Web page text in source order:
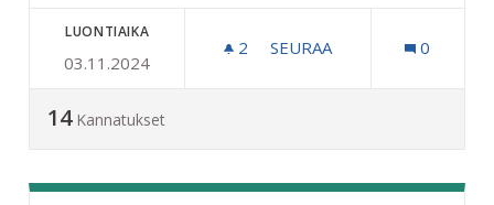
LUONTIAIKA
03.11.2024
2 2 SEURAAJAA
SEURAA 0
14 Kannatukset